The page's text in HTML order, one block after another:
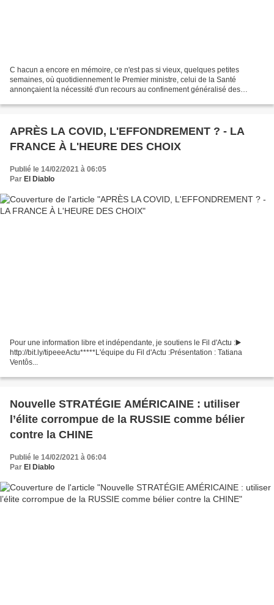
C hacun a encore en mémoire, ce n'est pas si vieux, quelques petites
semaines, où quotidiennement le Premier ministre, celui de la Santé
annonçaient la nécessité d'un recours au confinement généralisé des
APRÈS LA COVID, L'EFFONDREMENT ? - LA
FRANCE À L'HEURE DES CHOIX
Publié le 14/02/2021 à 06:05
Par El Diablo
Pour une information libre et indépendante, je soutiens le Fil d'Actu :▶️
http://bit.ly/tipeeeActu*****L'équipe du Fil d'Actu :Présentation : Tatiana
Ventôs...
Nouvelle STRATÉGIE AMÉRICAINE : utiliser
l’élite corrompue de la RUSSIE comme bélier
contre la CHINE
Publié le 14/02/2021 à 06:04
Par El Diablo